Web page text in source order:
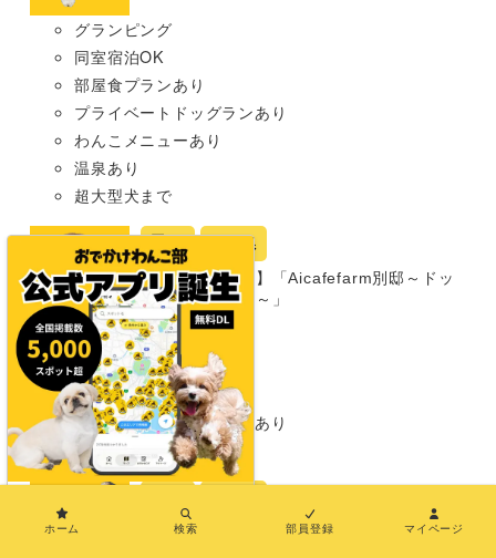
グランピング
同室宿泊OK
部屋食プランあり
プライベートドッグランあり
わんこメニューあり
温泉あり
超大型犬まで
宿 山梨県
【山梨・北杜市】「Aicafefarm別邸～ドッ
グヴィラ八ヶ岳～」
グランピング
同室宿泊OK
部屋食プランあり
プライベートドッグランあり
超大型犬まで
【埼玉・秩父市】「秩父別邸 木叢-
ホーム 検索 部員登録 マイページ